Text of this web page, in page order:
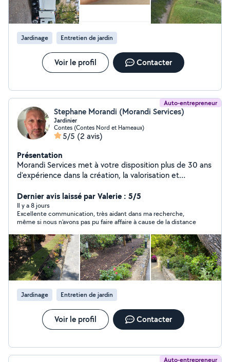
Jardinage Entretien de jardin
Voir le profil Contacter
Auto-entrepreneur
Stephane Morandi (Morandi Services)
Jardinier
Contes (Contes Nord et Hameaux)
5/5 (2 avis)
Présentation
Morandi Services met à votre disposition plus de 30 ans
d'expérience dans la création, la valorisation et
remise en état complète que pour l'entretien régulier
de votre propriété : débroussaillage, taille d'arbustes,
plantations, création ou rénovation de gazons,
installation ou amélioration de systèmes d'arrosage,
broyage et évacuation des déchets verts. Chaque jardin
possède son identité. Mon objectif est de préserver
son caractère tout en le valorisant durablement. Grâce
à mon partenariat avec une pépinière locale, je vous
accompagne également dans le choix des végétaux les
mieux adaptés à votre terrain, à son exposition et à
votre budget. J'interviens sur l'ensemble des Alpes-
Maritimes. Mon objectif n'est pas seulement
d'entretenir votre jardin, mais de le valoriser
durablement.
Dernier avis laissé par Valerie : 5/5
Il y a 8 jours
Excellente communication, très aidant dans ma recherche,
même si nous n’avons pas pu faire affaire à cause de la distance
Jardinage Entretien de jardin
Voir le profil Contacter
Auto-entrepreneur